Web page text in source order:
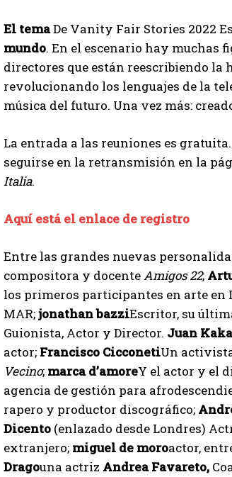
El temaDe Vanity Fair Stories 2022
mundo. En el escenario hay muchas
directores que están reescribiendo
revolucionando los lenguajes de la
música del futuro. Una vez más:
La entrada a las reuniones es
seguirse en la retransmisión en la
Italia.
Aquí está el enlace de registro
Entre las grandes nuevas
compositora y docenteAmigos 22;
los primeros participantes en arte en
MAR;jonathan bazziEscritor, su
Guionista, Actor y Director. Juan
actor; Francisco CicconetiUn
Vecino; marca d’amoreY el actor y el
agencia de gestión para
rapero y productor discográfico;
Dicento (enlazado desde Londres)
extranjero; miguel de moroactor,
Dragouna actriz Andrea Favareto,